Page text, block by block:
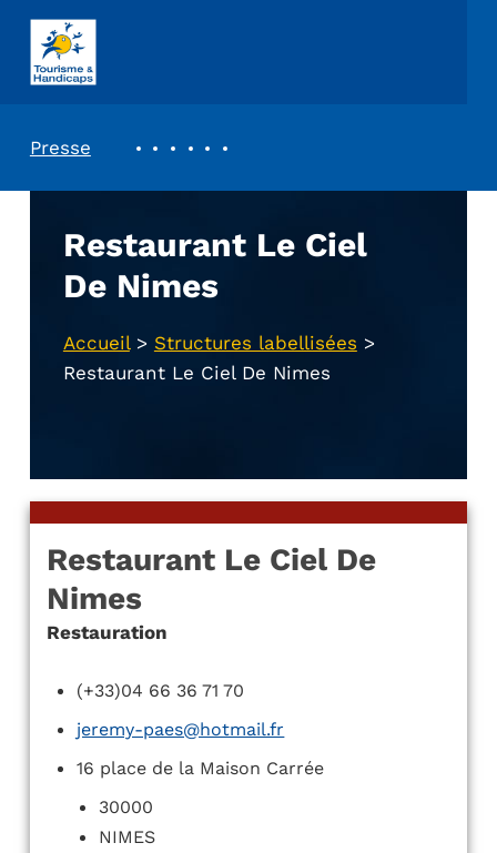
ASSOCIATION TOURISME ET HANDICAPS
Presse
Restaurant Le Ciel
De Nimes
Accueil> Structures labellisées >
Restaurant Le Ciel De Nimes
Restaurant Le Ciel De
Nimes
Restauration
(+33)04 66 36 71 70
jeremy-paes@hotmail.fr
16 place de la Maison Carrée
30000
NIMES